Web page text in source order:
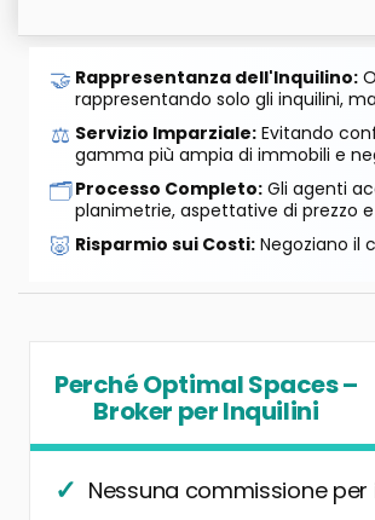
🤝 Rappresentanza dell'Inquilino:
rappresentando solo gli inquilini,
⚖️ Servizio Imparziale: Evitando
gamma più ampia di immobili e
🗂️Processo Completo: Gli agenti
planimetrie, aspettative di prezzo
🐷 Risparmio sui Costi: Negoziano il
Perché Optimal Spaces –
Broker per Inquilini
Nessuna commissione